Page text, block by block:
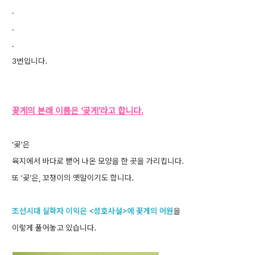
.
.
.
3번입니다.
꽃게의 본래 이름은 ‘곶게’라고 합니다.
‘곶’은
육지에서 바다로 뻗어 나온 모양을 한 곳을 가리킵니다.
또 ‘곶’은, 꼬챙이의 옛말이기도 합니다.
조선시대 실학자 이익은 <성호사설>에 꽃게의 어원을
이렇게 풀어놓고 있습니다.